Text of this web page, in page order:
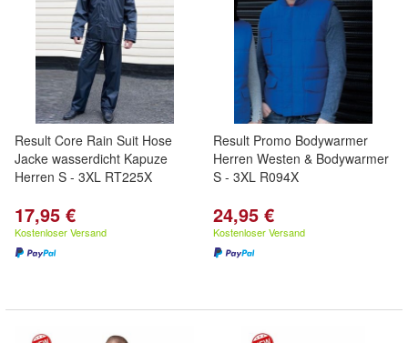
Result Core Rain Suit Hose
Jacke wasserdicht Kapuze
Herren S - 3XL RT225X
17,95 €
Kostenloser Versand
Result Promo Bodywarmer
Herren Westen & Bodywarmer
S - 3XL R094X
24,95 €
Kostenloser Versand